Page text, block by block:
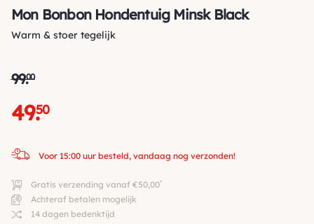
Mon Bonbon Hondentuig Minsk Black
Warm & stoer tegelijk
99.00
49.
50
Voor 15:00 uur besteld, vandaag nog verzonden!
Gratis verzending vanaf €50,00*
Achteraf betalen mogelijk
14 dagen bedenktijd